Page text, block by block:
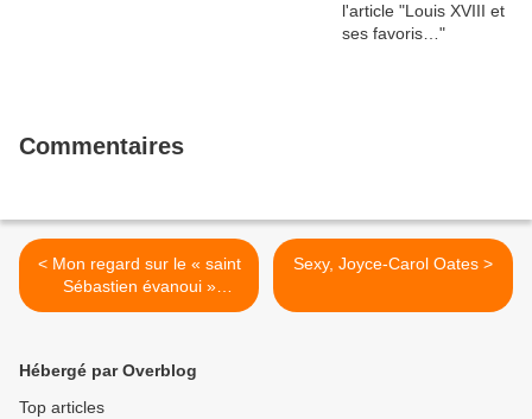
Commentaires
< Mon regard sur le « saint
Sébastien évanoui »
d'Antonio de Bellis
Sexy, Joyce-Carol Oates >
Hébergé par Overblog
Top articles